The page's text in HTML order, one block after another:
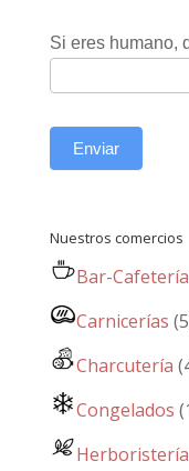
Si eres humano,
Enviar
Nuestros comercios
Bar-Cafetería
Carnicerías
Charcutería
Congelados
Herboristería